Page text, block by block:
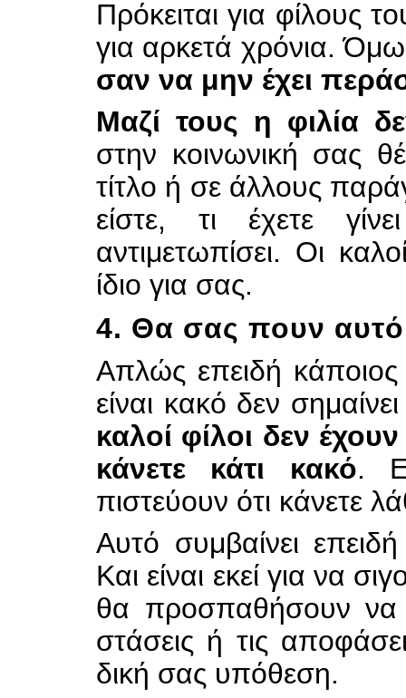
Πρόκειται για φίλους
για αρκετά χρόνια.
σαν να μην έχει
Μαζί τους η φιλία
στην κοινωνική σας
τίτλο ή σε άλλους
είστε, τι έχετε
αντιμετωπίσει. Οι
ίδιο για σας.
4. Θα σας πουν αυτό
Απλώς επειδή κάποιος
είναι κακό δεν
καλοί φίλοι δεν
κάνετε κάτι κακό.
πιστεύουν ότι κάνετε
Αυτό συμβαίνει
Και είναι εκεί για να
θα προσπαθήσουν να
στάσεις ή τις
δική σας υπόθεση.